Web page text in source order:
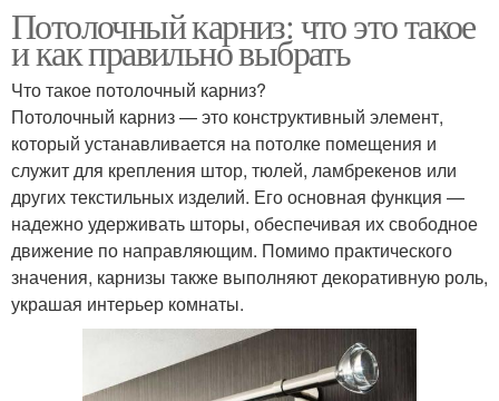
Потолочный карниз: что это такое
и как правильно выбрать
Что такое потолочный карниз?
Потолочный карниз — это конструктивный элемент,
который устанавливается на потолке помещения и
служит для крепления штор, тюлей, ламбрекенов или
других текстильных изделий. Его основная функция —
надежно удерживать шторы, обеспечивая их свободное
движение по направляющим. Помимо практического
значения, карнизы также выполняют декоративную роль,
украшая интерьер комнаты.